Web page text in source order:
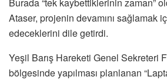
Ataser, projenin devamını sağlamak
edeceklerini dile getirdi.
Yeşil Barış Hareketi Genel Sekreteri
bölgesinde yapılması planlanan